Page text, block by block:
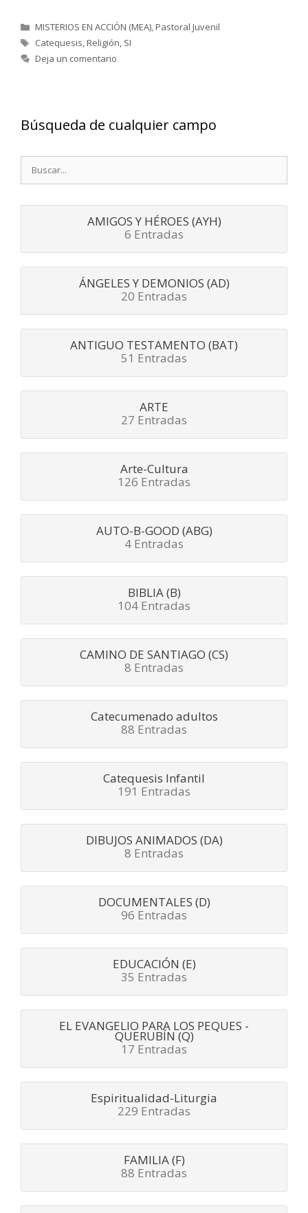
Categorías
MISTERIOS EN ACCIÓN (MEA),Pastoral Juvenil
Etiquetas
Catequesis,Religión, SI
Deja un comentario
Búsqueda de cualquier campo
Buscar:
AMIGOS Y HÉROES (AYH)
6 Entradas
ÁNGELES Y DEMONIOS (AD)
20 Entradas
ANTIGUO TESTAMENTO (BAT)
51 Entradas
ARTE
27 Entradas
Arte-Cultura
126 Entradas
AUTO-B-GOOD (ABG)
4 Entradas
BIBLIA (B)
104 Entradas
CAMINO DE SANTIAGO (CS)
8 Entradas
Catecumenado adultos
88 Entradas
Catequesis Infantil
191 Entradas
DIBUJOS ANIMADOS (DA)
8 Entradas
DOCUMENTALES (D)
96 Entradas
EDUCACIÓN (E)
35 Entradas
EL EVANGELIO PARA LOS PEQUES -
QUERUBÍN (Q)
17 Entradas
Espiritualidad-Liturgia
229 Entradas
FAMILIA (F)
88 Entradas